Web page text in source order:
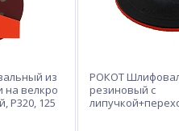
из
на велкро
P320, 125
РОКОТ
резиновый с